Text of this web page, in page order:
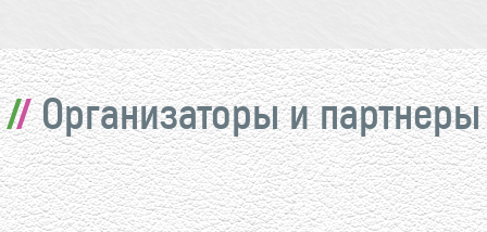
Организаторы и партнеры